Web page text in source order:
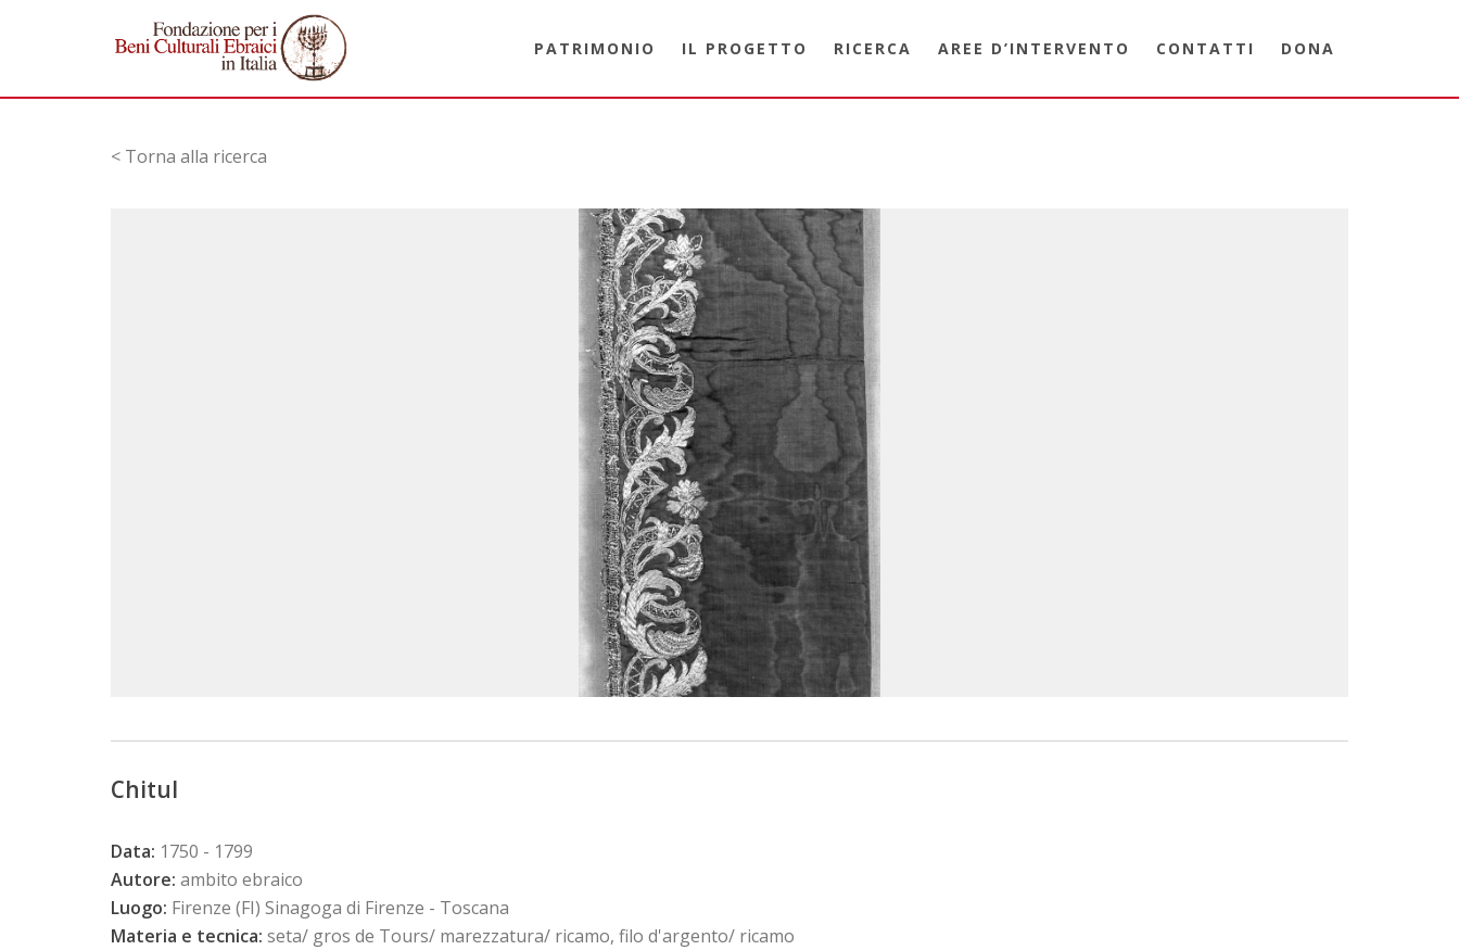
PATRIMONIO IL PROGETTO RICERCA AREE D’INTERVENTO CONTATTI DONA
< Torna alla ricerca
Chitul
Data: 1750 - 1799
Autore: ambito ebraico
Luogo: Firenze (FI) Sinagoga di Firenze - Toscana
Materia e tecnica: seta/ gros de Tours/ marezzatura/ ricamo, filo d'argento/ ricamo